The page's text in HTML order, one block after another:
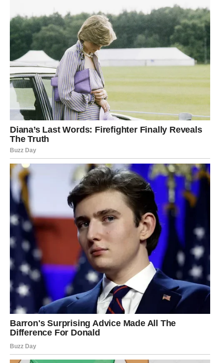
Ova sedmica donosi razrešenje.
Ako ste u vezi koja je bila puna nejasnoća, sada dolazi
razgovor koji sve menja. Partner može pokazati
ozbiljnost, konkretne planove, želju da odnos pređe na
viši nivo. Ako je postojala distanca – sada se briše.
Ako ste sami, postoji mogućnost susreta sa osobom koja
nosi snažnu energiju – kao da je već poznajete. To može
biti karmički susret, neko ko dolazi da zatvori staro
poglavlje ili da započne novo.
Moguće je i javljanje osobe iz prošlosti. Ali sada vi niste
isti. Sada znate koliko vredite. I ako ta osoba dolazi –
dolazi sa više poštovanja, sa jasnijim namerama.
Ovan više ne pristaje na polovičnu ljubav.
UNUTRAŠNJI PREOKRET –
NAJVEĆA POBEDA
Najvažniji karmički preokret dešava se unutar vas.
Možda ćete ove sedmice shvatiti da više ne želite da
jurite za onima koji ne znaju da vas cene. Možda ćete